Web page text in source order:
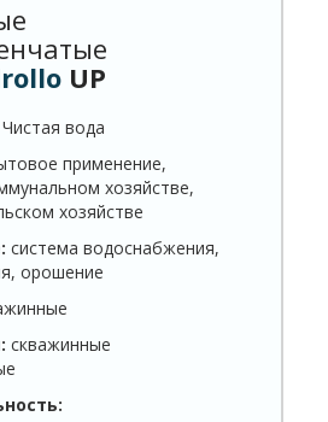
UP
Чистая вода
применение,
хозяйстве,
хозяйстве
система водоснабжения,
орошение
скважинные